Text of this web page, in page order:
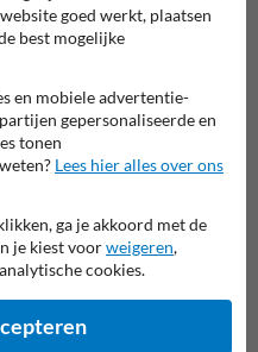
goed werkt, plaatsen
best mogelijke
en mobiele advertentie-
gepersonaliseerde en
tonen
Lees hier alles over ons
ga je akkoord met de
je kiest voorweigeren,
cookies.